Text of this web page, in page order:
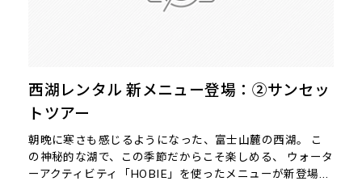
西湖レンタル 新メニュー登場：②サンセッ
トツアー
朝晩に寒さも感じるようになった、富士山麓の西湖。 こ
の神秘的な湖で、この季節だからこそ楽しめる、 ウォータ
ーアクティビティ「HOBIE」を使ったメニューが新登場…